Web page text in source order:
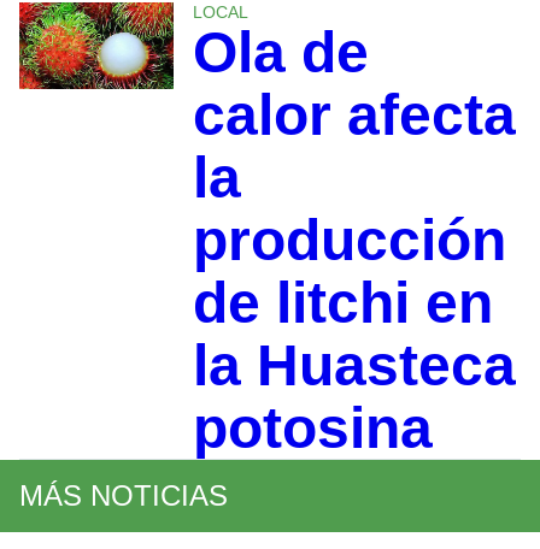
LOCAL
Ola de
calor afecta
la
producción
de litchi en
la Huasteca
potosina
MÁS NOTICIAS